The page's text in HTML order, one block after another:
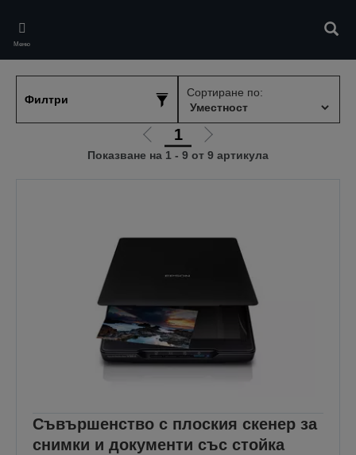
main
content
Меню
Филтри
Сортиране по:
Отиди
на
1
Отиди
на
Показване на 1 - 9 от 9 артикула
Съвършенство с плоския скенер за
снимки и документи със стойка